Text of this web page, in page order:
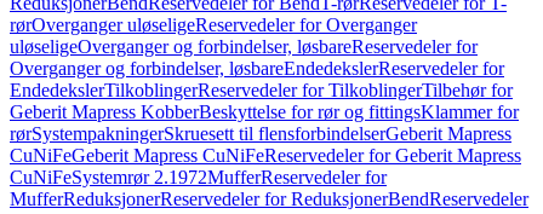
rørOverganger uløseligeReservedeler for Overganger
uløseligeOverganger og forbindelser, løsbareReservedeler for
Overganger og forbindelser, løsbareEndedekslerReservedeler for
EndedekslerTilkoblingerReservedeler for TilkoblingerTilbehør for
Geberit Mapress KobberBeskyttelse for rør og fittingsKlammer for
rørSystempakningerSkruesett til flensforbindelserGeberit Mapress
CuNiFeGeberit Mapress CuNiFeReservedeler for Geberit Mapress
CuNiFeSystemrør 2.1972MufferReservedeler for
MufferReduksjonerReservedeler for ReduksjonerBendReservedeler